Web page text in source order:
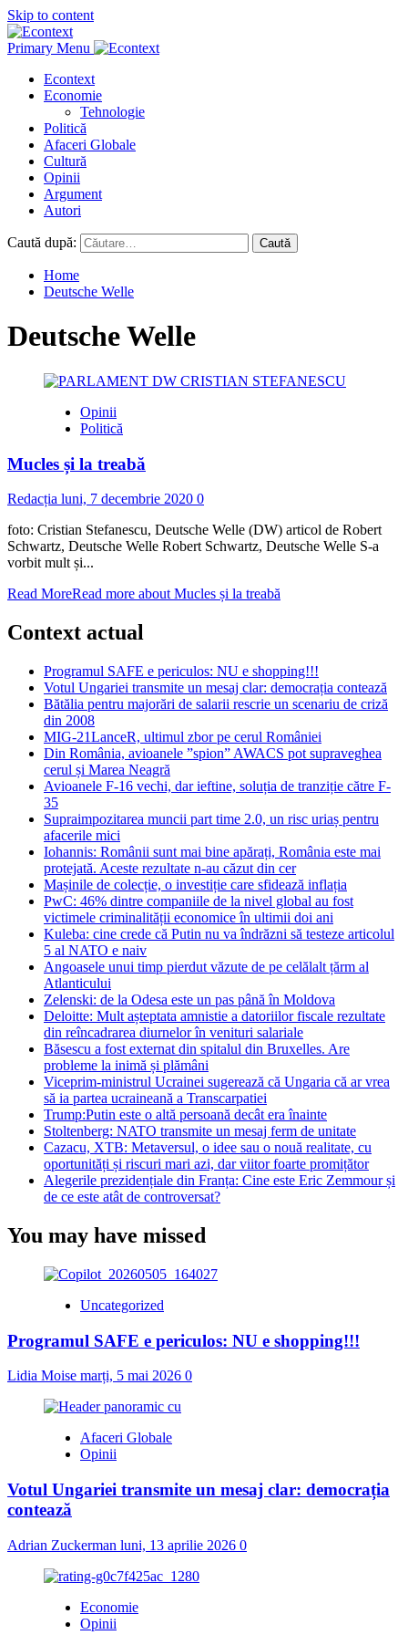
Skip to content
Primary Menu
Econtext
Economie
Tehnologie
Politică
Afaceri Globale
Cultură
Opinii
Argument
Autori
Caută după:
Home
Deutsche Welle
Deutsche Welle
Opinii
Politică
Mucles și la treabă
Redacția luni, 7 decembrie 2020 0
foto: Cristian Stefanescu, Deutsche Welle (DW) articol de Robert
Schwartz, Deutsche Welle Robert Schwartz, Deutsche Welle S-a
vorbit mult și...
Read MoreRead more about Mucles și la treabă
Context actual
Programul SAFE e periculos: NU e shopping!!!
Votul Ungariei transmite un mesaj clar: democrația contează
Bătălia pentru majorări de salarii rescrie un scenariu de criză
din 2008
MIG-21LanceR, ultimul zbor pe cerul României
Din România, avioanele ”spion” AWACS pot supraveghea
cerul și Marea Neagră
Avioanele F-16 vechi, dar ieftine, soluția de tranziție către F-
35
Supraimpozitarea muncii part time 2.0, un risc uriaș pentru
afacerile mici
Iohannis: Românii sunt mai bine apărați, România este mai
protejată. Aceste rezultate n-au căzut din cer
Mașinile de colecție, o investiție care sfidează inflația
PwC: 46% dintre companiile de la nivel global au fost
victimele criminalității economice în ultimii doi ani
Kuleba: cine crede că Putin nu va îndrăzni să testeze articolul
5 al NATO e naiv
Angoasele unui timp pierdut văzute de pe celălalt țărm al
Atlanticului
Zelenski: de la Odesa este un pas până în Moldova
Deloitte: Mult așteptata amnistie a datoriilor fiscale rezultate
din reîncadrarea diurnelor în venituri salariale
Băsescu a fost externat din spitalul din Bruxelles. Are
probleme la inimă și plămâni
Viceprim-ministrul Ucrainei sugerează că Ungaria că ar vrea
să ia partea ucraineană a Transcarpatiei
Trump:Putin este o altă persoană decât era înainte
Stoltenberg: NATO transmite un mesaj ferm de unitate
Cazacu, XTB: Metaversul, o idee sau o nouă realitate, cu
oportunități și riscuri mari azi, dar viitor foarte promițător
Alegerile prezidențiale din Franța: Cine este Eric Zemmour și
de ce este atât de controversat?
You may have missed
Uncategorized
Programul SAFE e periculos: NU e shopping!!!
Lidia Moise marți, 5 mai 2026 0
Afaceri Globale
Opinii
Votul Ungariei transmite un mesaj clar: democrația
contează
Adrian Zuckerman luni, 13 aprilie 2026 0
Economie
Opinii